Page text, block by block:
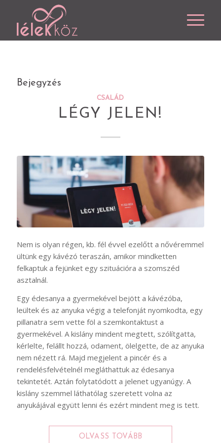
Bejegyzés
CSALÁD
LÉGY JELEN!
Nem is olyan régen, kb. fél évvel ezelőtt a nővéremmel
ültünk egy kávézó teraszán, amikor mindketten
felkaptuk a fejünket egy szituációra a szomszéd
asztalnál.
Egy édesanya a gyermekével bejött a kávézóba,
leültek és az anyuka végig a telefonját nyomkodta, egy
pillanatra sem vette föl a szemkontaktust a
gyermekével. A kislány mindent megtett, szólítgatta,
kérlelte, felállt hozzá, odament, ölelgette, de az anyuka
nem nézett rá. Majd megjelent a pincér és a
rendelésfelvételnél megláthattuk az édesanya
tekintetét. Aztán folytatódott a jelenet ugyanúgy. A
kislány szemmel láthatólag szeretett volna az
anyukájával együtt lenni és ezért mindent meg is tett.
OLVASS TOVÁBB